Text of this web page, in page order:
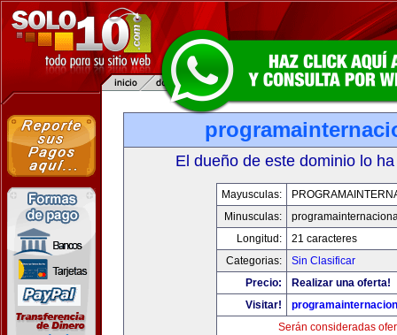
El dueño de este dominio lo
Mayusculas:
Minusculas:
Longitud:
21 caracteres
Categorias:
Sin Clasificar
Precio:
Realizar una oferta!
Visitar!
Serán consideradas